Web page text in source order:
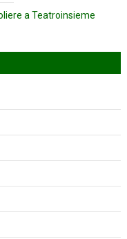
a Teatroinsieme